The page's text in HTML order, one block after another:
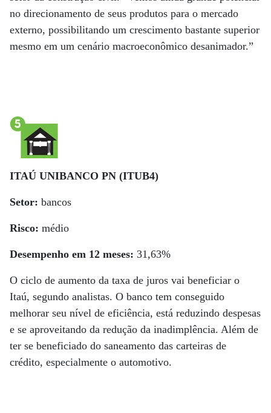
no direcionamento de seus produtos para o mercado
externo, possibilitando um crescimento bastante superior
mesmo em um cenário macroeconômico desanimador.”
ITAÚ UNIBANCO PN (ITUB4)
Setor: bancos
Risco: médio
Desempenho em 12 meses: 31,63%
O ciclo de aumento da taxa de juros vai beneficiar o
Itaú, segundo analistas. O ban­­co tem conseguido
melhorar seu nível de eficiência, está reduzindo despesas
e se aproveitando da redução da inadimplência. Além de
ter se beneficiado do saneamento das carteiras de
crédito, especialmente o automotivo.